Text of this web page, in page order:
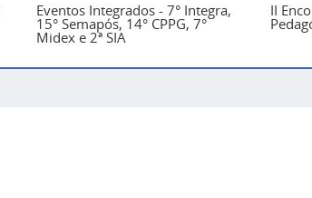
Eventos Integrados - 7° Integra,
15° Semapós, 14° CPPG, 7°
Midex e 2ª SIA
II